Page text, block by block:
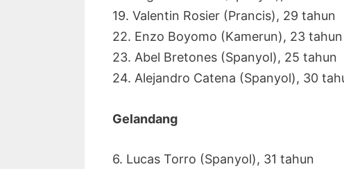
19. Valentin Rosier (Prancis), 29 tahun
22. Enzo Boyomo (Kamerun), 23 tahun
23. Abel Bretones (Spanyol), 25 tahun
24. Alejandro Catena (Spanyol), 30
Gelandang
6. Lucas Torro (Spanyol), 31 tahun